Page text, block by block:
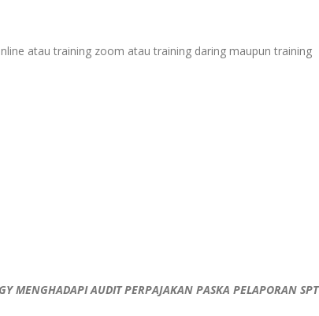
atau training zoom atau training daring maupun training
MENGHADAPI AUDIT PERPAJAKAN PASKA PELAPORAN SPT